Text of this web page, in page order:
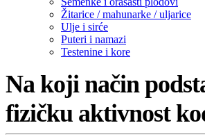
Žitarice / mahunarke / uljarice
Ulje i sirće
Puteri i namazi
Testenine i kore
Na koji način
fizičku aktivnost